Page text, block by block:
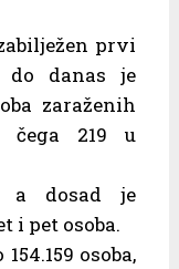
prvi
do danas je
zaraženih
čega 219 u
a dosad je
i pet osoba.
osoba,